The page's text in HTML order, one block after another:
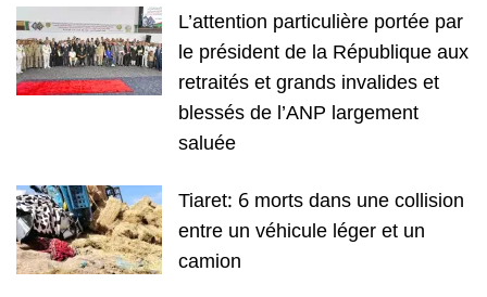
L’attention particulière portée par
le président de la République aux
retraités et grands invalides et
blessés de l’ANP largement
saluée
Tiaret: 6 morts dans une collision
entre un véhicule léger et un
camion